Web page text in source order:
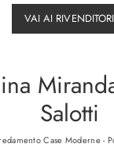
VAI AI RIVENDITORI
Salotti
Case Moderne-